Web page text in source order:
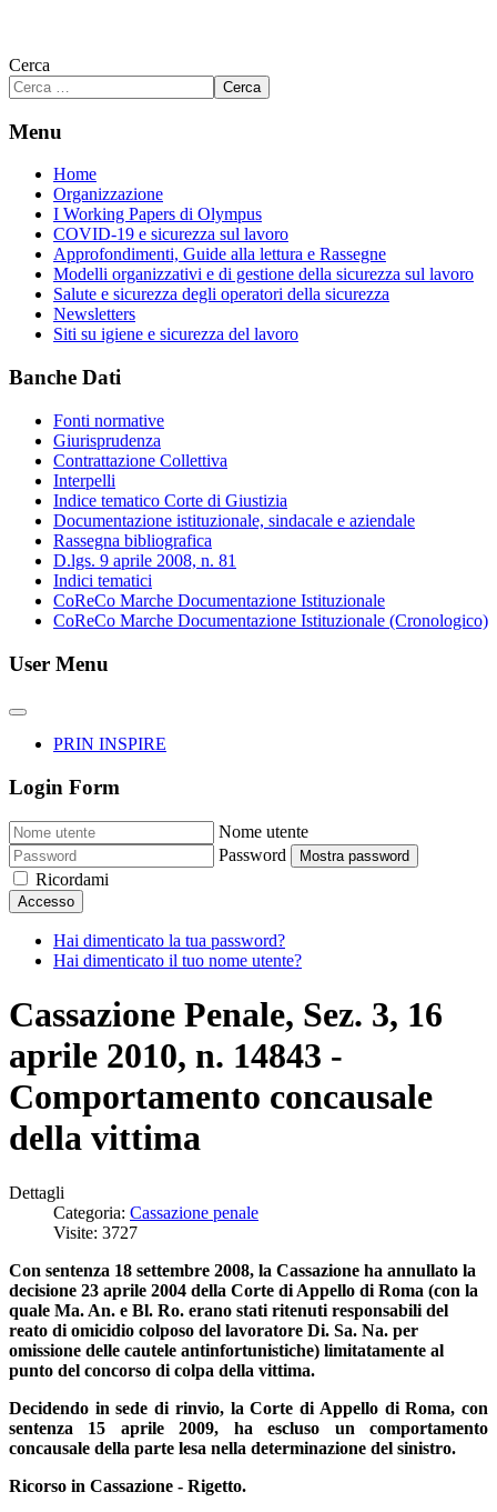
Cerca
Cerca
Menu
Home
Organizzazione
I Working Papers di Olympus
COVID-19 e sicurezza sul lavoro
Approfondimenti, Guide alla lettura e Rassegne
Modelli organizzativi e di gestione della sicurezza sul lavoro
Salute e sicurezza degli operatori della sicurezza
Newsletters
Siti su igiene e sicurezza del lavoro
Banche Dati
Fonti normative
Giurisprudenza
Contrattazione Collettiva
Interpelli
Indice tematico Corte di Giustizia
Documentazione istituzionale, sindacale e aziendale
Rassegna bibliografica
D.lgs. 9 aprile 2008, n. 81
Indici tematici
CoReCo Marche Documentazione Istituzionale
CoReCo Marche Documentazione Istituzionale (Cronologico)
User Menu
PRIN INSPIRE
Login Form
Nome utente
Password
Mostra password
Ricordami
Accesso
Hai dimenticato la tua password?
Hai dimenticato il tuo nome utente?
Cassazione Penale, Sez. 3, 16
aprile 2010, n. 14843 -
Comportamento concausale
della vittima
Dettagli
Categoria: Cassazione penale
Visite: 3727
Con sentenza 18 settembre 2008, la Cassazione ha annullato la
decisione 23 aprile 2004 della Corte di Appello di Roma (con la
quale Ma. An. e Bl. Ro. erano stati ritenuti responsabili del
reato di omicidio colposo del lavoratore Di. Sa. Na. per
omissione delle cautele antinfortunistiche) limitatamente al
punto del concorso di colpa della vittima.
Decidendo in sede di rinvio, la Corte di Appello di Roma, con
sentenza 15 aprile 2009, ha escluso un comportamento
concausale della parte lesa nella determinazione del sinistro.
Ricorso in Cassazione - Rigetto.